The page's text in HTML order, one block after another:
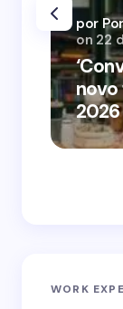
2026
por
on 22
WORK